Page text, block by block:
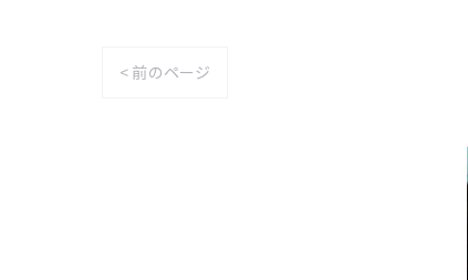
< 前のページ